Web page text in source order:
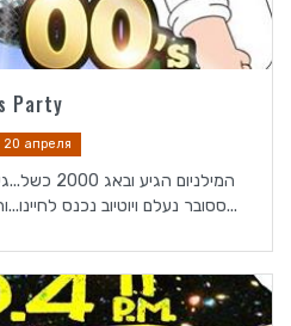
Party
20 апреля
ססובר נעלם ויוטיוב נכנס לחיינו...והמוזיקה?מקרנה חזרה בדמות...